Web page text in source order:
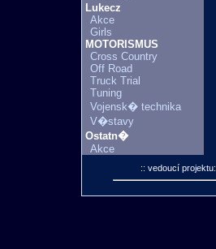
Lukecz
Akce
Girls
MOTORISMUS
Cross Country
Off Road
Truck Trial
Tuning
Vojensk� technika
V�stavy
Ostatn�
Akce
:: vedoucí projektu: